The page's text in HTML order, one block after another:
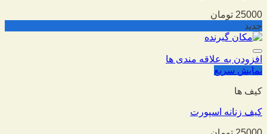
25000 تومان
جدید
افزودن به علاقه مندی ها
نمایش سریع
کیف ها
کیف زنانه اسپورت